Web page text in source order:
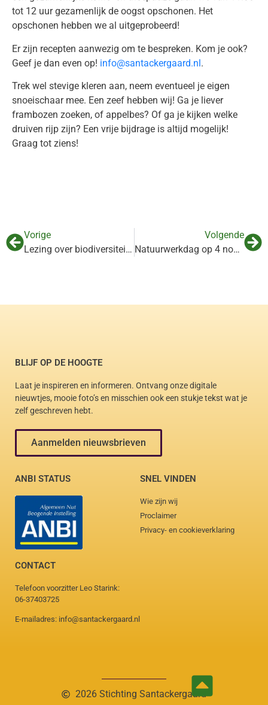
tot 12 uur gezamenlijk de oogst opschonen. Het
opschonen hebben we al uitgeprobeerd!
Er zijn recepten aanwezig om te bespreken. Kom je ook?
Geef je dan even op! info@santackergaard.nl.
Trek wel stevige kleren aan, neem eventueel je eigen
snoeischaar mee. Een zeef hebben wij! Ga je liever
frambozen zoeken, of appelbes? Of ga je kijken welke
druiven rijp zijn? Een vrije bijdrage is altijd mogelijk!
Graag tot ziens!
Vorige
Lezing over biodiversiteit – Insecten
Volgende
Natuurwerkdag op 4 november: geef bomen een tweede kans!
BLIJF OP DE HOOGTE
Laat je inspireren en informeren. Ontvang onze digitale
nieuwtjes, mooie foto’s en misschien ook een stukje tekst wat je
zelf geschreven hebt.
Aanmelden nieuwsbrieven
ANBI STATUS SNEL VINDEN
Wie zijn wij
Proclaimer
Privacy- en cookieverklaring
CONTACT
Telefoon voorzitter Leo Starink:
06-37403725
E-mailadres: info@santackergaard.nl
2026 Stichting Santackergaard